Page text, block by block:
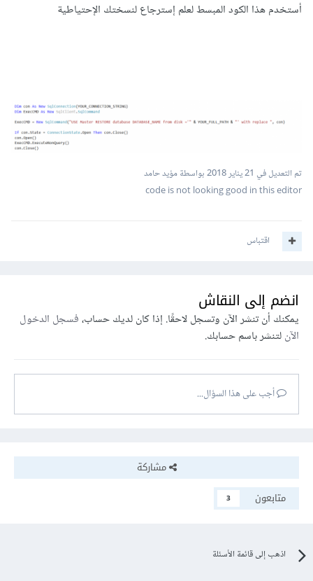
أستخدم هذا الكود المبسط لعلم إسترجاع لنسختك الإحتياطية
تم التعديل في 21 يناير 2018
بواسطة مؤيد حامد
code is not looking good in this editor
اقتباس
انضم إلى النقاش
يمكنك أن تنشر الآن وتسجل لاحقًا. إذا كان لديك حساب،فسجل الدخول
الآنلتنشر باسم حسابك.
أجب على هذا السؤال...
مشاركة
متابعون
3
اذهب إلى قائمة الأسئلة